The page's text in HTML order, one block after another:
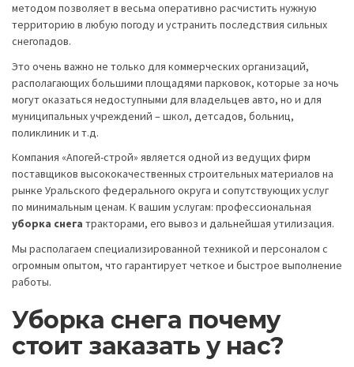
методом позволяет в весьма оперативно расчистить нужную
территорию в любую погоду и устранить последствия сильных
снегопадов.
Это очень важно не только для коммерческих организаций,
располагающих большими площадями парковок, которые за ночь
могут оказаться недоступными для владельцев авто, но и для
муниципальных учреждений – школ, детсадов, больниц,
поликлиник и т.д.
Компания «Апогей-строй» является одной из ведущих фирм
поставщиков высококачественных строительных материалов на
рынке Уральского федерального округа и сопутствующих услуг
по минимальным ценам. К вашим услугам: профессиональная
уборка снега тракторами, его вывоз и дальнейшая утилизация.
Мы располагаем специализированной техникой и персоналом с
огромным опытом, что гарантирует четкое и быстрое выполнение
работы.
Уборка снега почему
стоит заказать у нас?